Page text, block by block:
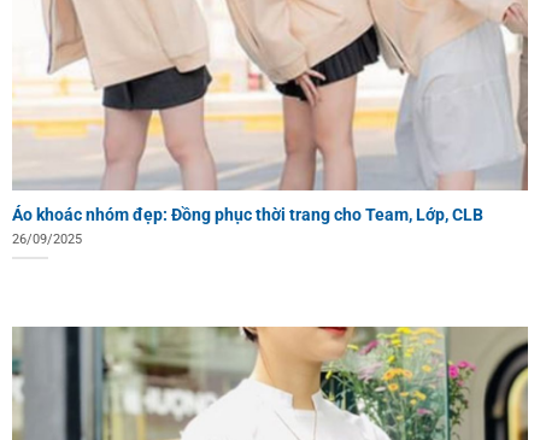
Áo khoác nhóm đẹp: Đồng phục thời trang cho Team, Lớp, CLB
26/09/2025